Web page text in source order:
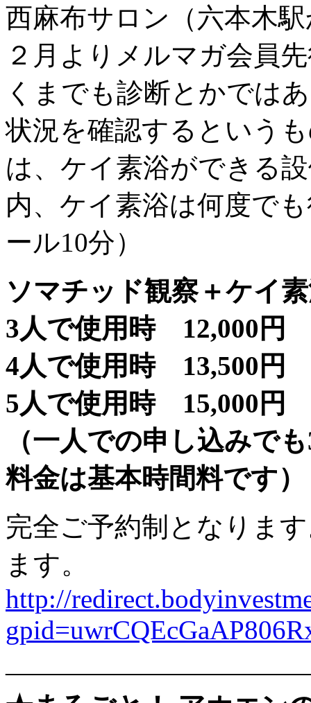
西麻布サロン（六本木
２月よりメルマガ会員
くまでも診断とかでは
状況を確認するという
は、ケイ素浴ができる
内、ケイ素浴は何度で
ール10分）
ソマチッド観察＋ケイ
3人で使用時 12,000円
4人で使用時 13,500円
5人で使用時 15,000円
（一人での申し込みで
料金は基本時間料です）
完全ご予約制となりま
ます。
http://